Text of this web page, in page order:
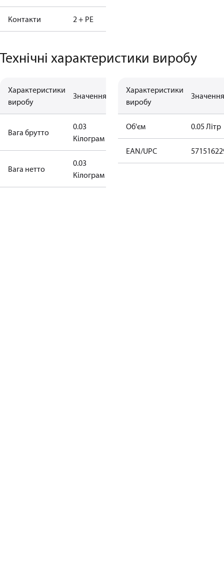
Контакти 2 + PE
Технічні характеристики виробу
Характеристики
виробу
Значення
Вага брутто
0.03
Кілограм
Bага нетто
0.03
Кілограм
Характеристики
виробу
Значення
Об'єм 0.05 Літр
EAN/UPC